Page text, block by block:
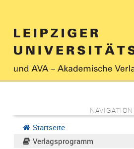
NAVIGATION
Startseite
Verlagsprogramm